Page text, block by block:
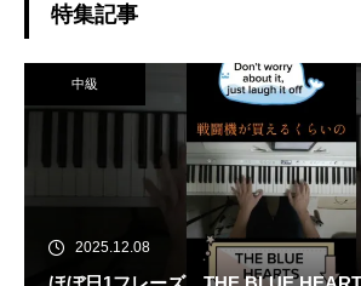
特集記事
中級
2025.12.08